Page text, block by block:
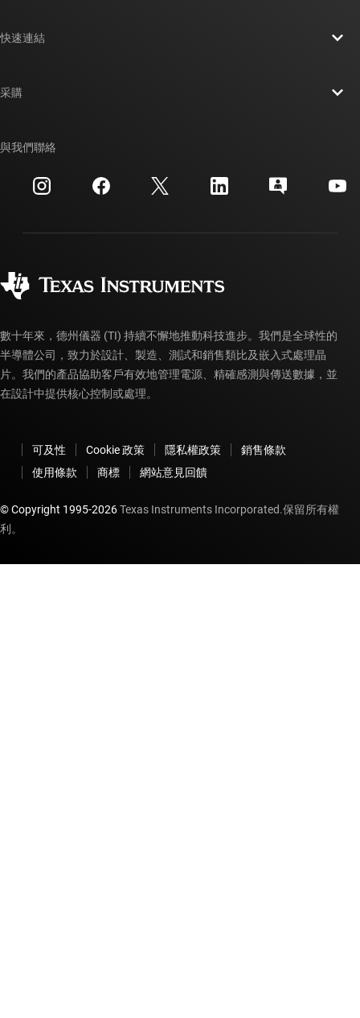
投資人關系
製造
快速連結
交互參考搜索
客戶支援中心
myTI 帳戶常見問題解答
采購
訂購 FAQ
與我們聯絡
數十年來，德州儀器 (TI) 持續不懈地推動科技進步。我們是全球性的
半導體公司，致力於設計、製造、測試和銷售類比及嵌入式處理晶
片。我們的產品協助客戶有效地管理電源、精確感測與傳送數據，並
在設計中提供核心控制或處理。
可及性 Cookie 政策 隱私權政策
銷售條款
使用條款
商標 網站意見回饋
© Copyright 1995-2026Texas Instruments Incorporated.保留所有權
利。